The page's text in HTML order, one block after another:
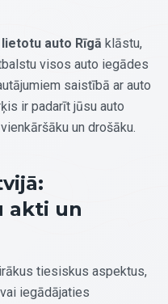
lietotu auto Rīgā klāstu,
visos auto iegādes
saistībā ar auto
ir padarīt jūsu auto
un drošāku.
akti un
tiesiskus aspektus,
iegādājaties